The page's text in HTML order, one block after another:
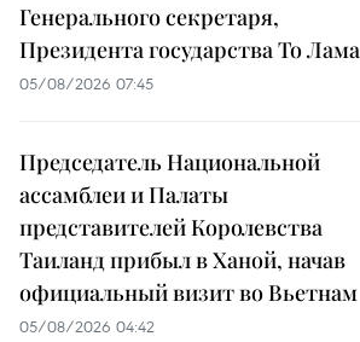
Генерального секретаря,
Президента государства То Лама
05/08/2026 07:45
Председатель Национальной
ассамблеи и Палаты
представителей Королевства
Таиланд прибыл в Ханой, начав
официальный визит во Вьетнам
05/08/2026 04:42